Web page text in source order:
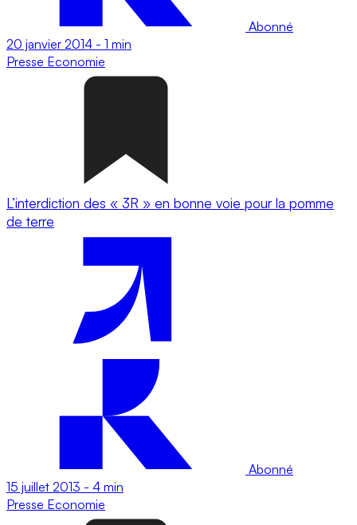
Abonné
20 janvier 2014 - 1 min
Presse Economie
L’interdiction des « 3R » en bonne voie pour la pomme
de terre
Abonné
15 juillet 2013 - 4 min
Presse Economie